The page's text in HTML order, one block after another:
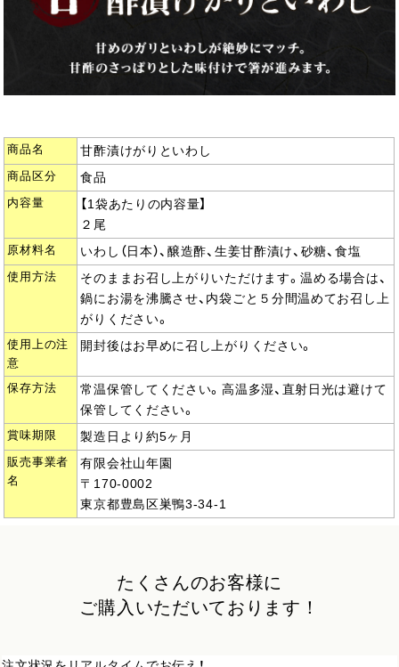
商品名 甘酢漬けがりといわし
商品区分 食品
内容量
【1袋あたりの内容量】
２尾
原材料名 いわし（日本）、醸造酢、生姜甘酢漬け、砂糖、食塩
使用方法
そのままお召し上がりいただけます。温める場合は、
鍋にお湯を沸騰させ、内袋ごと５分間温めてお召し上
がりください。
使用上の注
意
開封後はお早めに召し上がりください。
保存方法
常温保管してください。高温多湿、直射日光は避けて
保管してください。
賞味期限 製造日より約5ヶ月
販売事業者
名
有限会社山年園
〒170-0002
東京都豊島区巣鴨3-34-1
たくさんのお客様に
ご購入いただいております！